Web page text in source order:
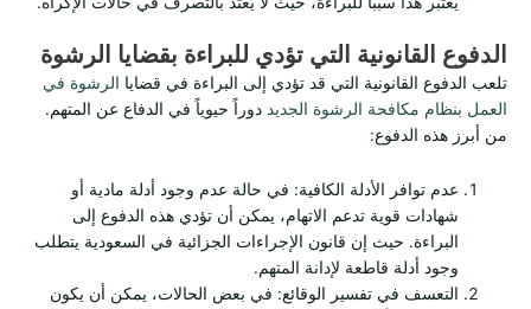
الدفوع القانونية التي تؤدي للبراءة بقضايا الرشوة
تلعب الدفوع القانونية التي قد تؤدي إلى البراءة في قضايا الرشوة في
العمل بنظام مكافحة الرشوة الجديد دوراً حيوياً في الدفاع عن المتهم.
من أبرز هذه الدفوع:
عدم توافر الأدلة الكافية: في حالة عدم وجود أدلة مادية أو
شهادات قوية تدعم الاتهام، يمكن أن تؤدي هذه الدفوع إلى
البراءة. حيث إن قانون الإجراءات الجزائية في السعودية يتطلب
وجود أدلة قاطعة لإدانة المتهم.
التعسف في تفسير الوقائع: في بعض الحالات، يمكن أن يكون